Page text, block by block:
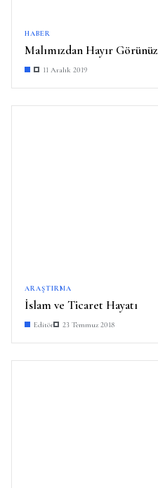
HABER
Malımızdan Hayır Görünüz
11 Aralık 2019
ARAŞTIRMA
İslam ve Ticaret Hayatı
Editör 23 Temmuz 2018